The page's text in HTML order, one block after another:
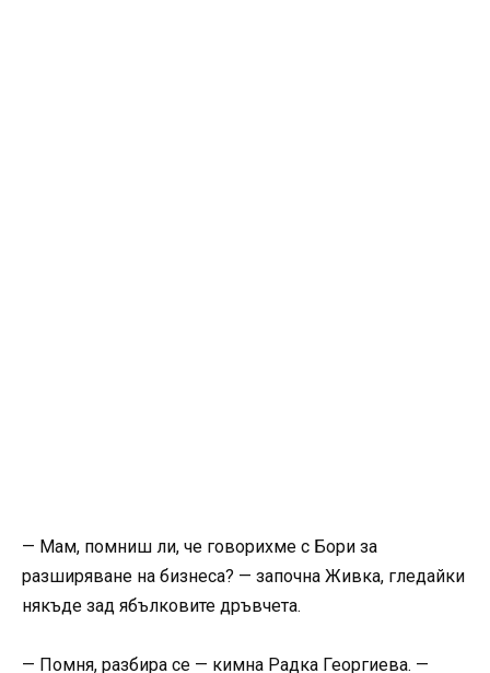
— Мам, помниш ли, че говорихме с Бори за
разширяване на бизнеса? — започна Живка, гледайки
някъде зад ябълковите дръвчета.
— Помня, разбира се — кимна Радка Георгиева. —